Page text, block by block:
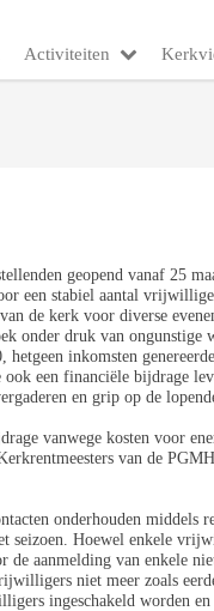
Activiteiten
geopend vanaf 25
een stabiel aantal
de kerk voor diverse
onder druk van ongunstige
hetgeen inkomsten
een financiële bijdrage
en grip op de
vanwege kosten voor
van de
onderhouden middels
seizoen. Hoewel enkele
de aanmelding van enkele
niet meer zoals
ingeschakeld worden en